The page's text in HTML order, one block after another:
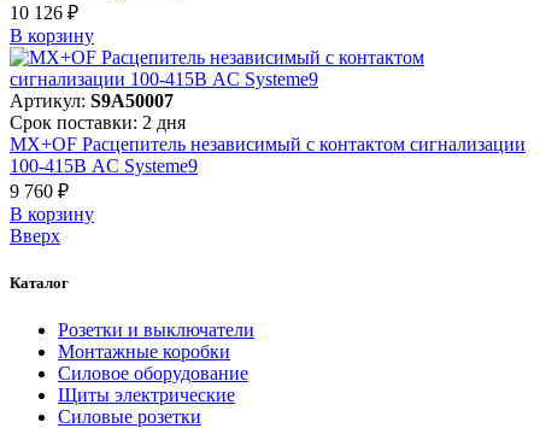
10 126 ₽
В корзинy
Артикул: S9A50007
Срок поставки: 2 дня
MX+OF Расцепитель независимый с контактом сигнализации
100-415В AC Systeme9
9 760 ₽
В корзинy
Вверх
Каталог
Розетки и выключатели
Монтажные коробки
Силовое оборудование
Щиты электрические
Силовые розетки